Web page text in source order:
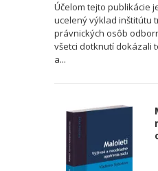
Účelom tejto publikácie
ucelený výklad inštitútu
právnických osôb
všetci dotknutí dokázali
a...